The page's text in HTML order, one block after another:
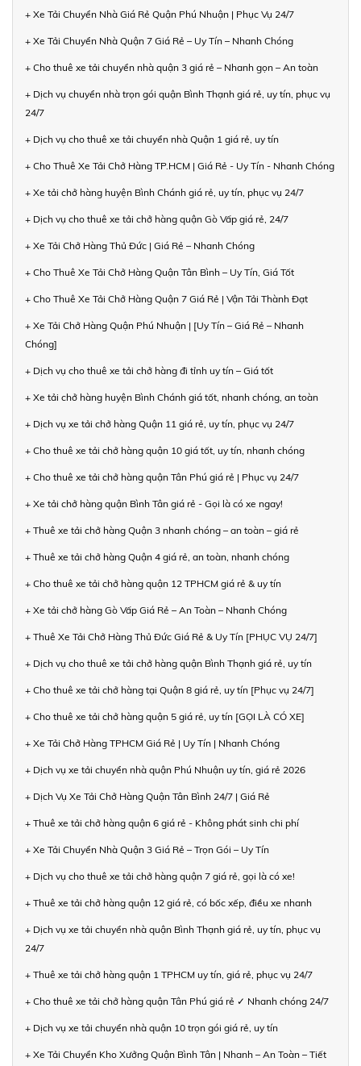
+ Xe Tải Chuyển Nhà Giá Rẻ Quận Phú Nhuận | Phục Vụ 24/7
+ Xe Tải Chuyển Nhà Quận 7 Giá Rẻ – Uy Tín – Nhanh Chóng
+ Cho thuê xe tải chuyển nhà quận 3 giá rẻ – Nhanh gọn – An toàn
+ Dịch vụ chuyển nhà trọn gói quận Bình Thạnh giá rẻ, uy tín, phục vụ
24/7
+ Dịch vụ cho thuê xe tải chuyển nhà Quận 1 giá rẻ, uy tín
+ Cho Thuê Xe Tải Chở Hàng TP.HCM | Giá Rẻ - Uy Tín - Nhanh Chóng
+ Xe tải chở hàng huyện Bình Chánh giá rẻ, uy tín, phục vụ 24/7
+ Dịch vụ cho thuê xe tải chở hàng quận Gò Vấp giá rẻ, 24/7
+ Xe Tải Chở Hàng Thủ Đức | Giá Rẻ – Nhanh Chóng
+ Cho Thuê Xe Tải Chở Hàng Quận Tân Bình – Uy Tín, Giá Tốt
+ Cho Thuê Xe Tải Chở Hàng Quận 7 Giá Rẻ | Vận Tải Thành Đạt
+ Xe Tải Chở Hàng Quận Phú Nhuận | [Uy Tín – Giá Rẻ – Nhanh
Chóng]
+ Dịch vụ cho thuê xe tải chở hàng đi tỉnh uy tín – Giá tốt
+ Xe tải chở hàng huyện Bình Chánh giá tốt, nhanh chóng, an toàn
+ Dịch vụ xe tải chở hàng Quận 11 giá rẻ, uy tín, phục vụ 24/7
+ Cho thuê xe tải chở hàng quận 10 giá tốt, uy tín, nhanh chóng
+ Cho thuê xe tải chở hàng quận Tân Phú giá rẻ | Phục vụ 24/7
+ Xe tải chở hàng quận Bình Tân giá rẻ - Gọi là có xe ngay!
+ Thuê xe tải chở hàng Quận 3 nhanh chóng – an toàn – giá rẻ
+ Thuê xe tải chở hàng Quận 4 giá rẻ, an toàn, nhanh chóng
+ Cho thuê xe tải chở hàng quận 12 TPHCM giá rẻ & uy tín
+ Xe tải chở hàng Gò Vấp Giá Rẻ – An Toàn – Nhanh Chóng
+ Thuê Xe Tải Chở Hàng Thủ Đức Giá Rẻ & Uy Tín [PHỤC VỤ 24/7]
+ Dịch vụ cho thuê xe tải chở hàng quận Bình Thạnh giá rẻ, uy tín
+ Cho thuê xe tải chở hàng tại Quận 8 giá rẻ, uy tín [Phục vụ 24/7]
+ Cho thuê xe tải chở hàng quận 5 giá rẻ, uy tín [GỌI LÀ CÓ XE]
+ Xe Tải Chở Hàng TPHCM Giá Rẻ | Uy Tín | Nhanh Chóng
+ Dịch vụ xe tải chuyển nhà quận Phú Nhuận uy tín, giá rẻ 2026
+ Dịch Vụ Xe Tải Chở Hàng Quận Tân Bình 24/7 | Giá Rẻ
+ Thuê xe tải chở hàng quận 6 giá rẻ - Không phát sinh chi phí
+ Xe Tải Chuyển Nhà Quận 3 Giá Rẻ – Trọn Gói – Uy Tín
+ Dịch vụ cho thuê xe tải chở hàng quận 7 giá rẻ, gọi là có xe!
+ Thuê xe tải chở hàng quận 12 giá rẻ, có bốc xếp, điều xe nhanh
+ Dịch vụ xe tải chuyển nhà quận Bình Thạnh giá rẻ, uy tín, phục vụ
24/7
+ Thuê xe tải chở hàng quận 1 TPHCM uy tín, giá rẻ, phục vụ 24/7
+ Cho thuê xe tải chở hàng quận Tân Phú giá rẻ ✓ Nhanh chóng 24/7
+ Dịch vụ xe tải chuyển nhà quận 10 trọn gói giá rẻ, uy tín
+ Xe Tải Chuyển Kho Xưởng Quận Bình Tân | Nhanh – An Toàn – Tiết